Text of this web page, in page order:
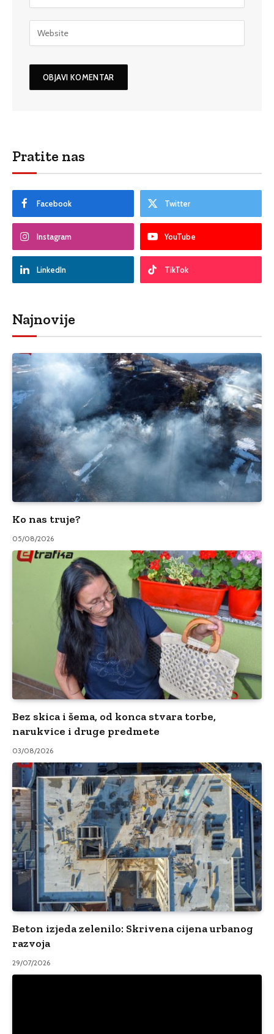
Pratite nas
Facebook Twitter
Instagram YouTube
LinkedIn TikTok
Najnovije
Ko nas truje?
05/08/2026
Bez skica i šema, od konca stvara torbe,
narukvice i druge predmete
03/08/2026
Beton izjeda zelenilo: Skrivena cijena urbanog
razvoja
29/07/2026